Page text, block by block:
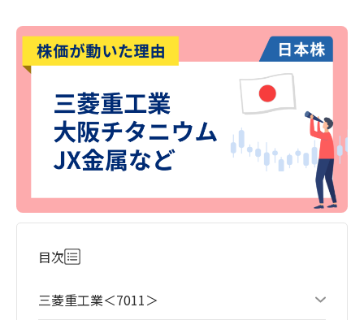
目次
三菱重工業＜7011＞